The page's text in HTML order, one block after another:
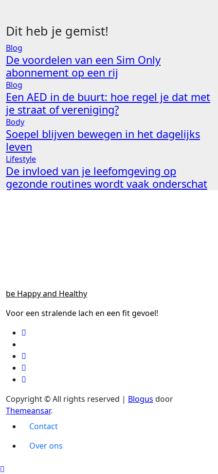
Dit heb je gemist!
Blog
De voordelen van een Sim Only
abonnement op een rij
Blog
Een AED in de buurt: hoe regel je dat met
je straat of vereniging?
Body
Soepel blijven bewegen in het dagelijks
leven
Lifestyle
De invloed van je leefomgeving op
gezonde routines wordt vaak onderschat
be Happy and Healthy
Voor een stralende lach en een fit gevoel!
Copyright © All rights reserved | Blogus door
Themeansar.
Contact
Over ons